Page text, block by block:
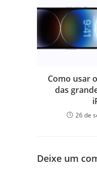
Como usar
das
26 de
Deixe um